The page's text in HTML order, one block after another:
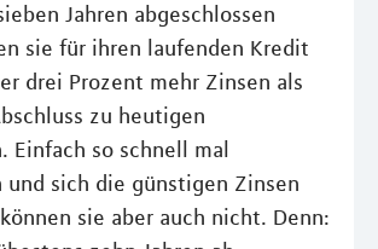
Jahren abgeschlossen
sie für ihren laufenden Kredit
drei Prozent mehr Zinsen als
zu heutigen
Einfach so schnell mal
und sich die günstigen Zinsen
sie aber auch nicht. Denn: